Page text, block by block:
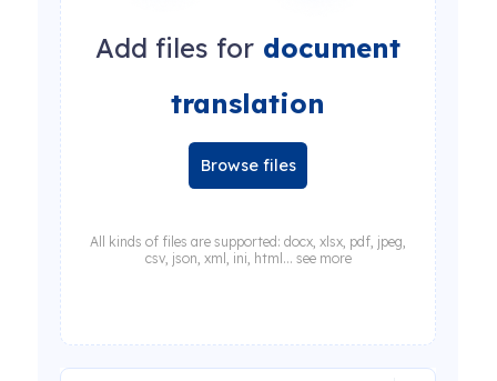
Add files for document
translation
Browse files
All kinds of files are supported: docx, xlsx, pdf, jpeg,
csv, json, xml, ini, html... see more